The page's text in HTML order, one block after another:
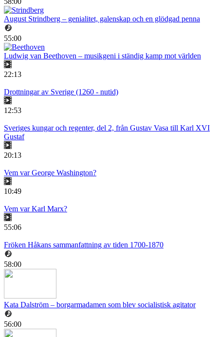
August Strindberg – genialitet, galenskap och en glödgad penna
55:00
Ludwig van Beethoven – musikgeni i ständig kamp mot världen
22:13
Drottningar av Sverige (1260 - nutid)
12:53
Sveriges kungar och regenter, del 2, från Gustav Vasa till Karl XVI
Gustaf
20:13
Vem var George Washington?
10:49
Vem var Karl Marx?
55:06
Fröken Håkans sammanfattning av tiden 1700-1870
58:00
Kata Dalström – borgarmadamen som blev socialistisk agitator
56:00